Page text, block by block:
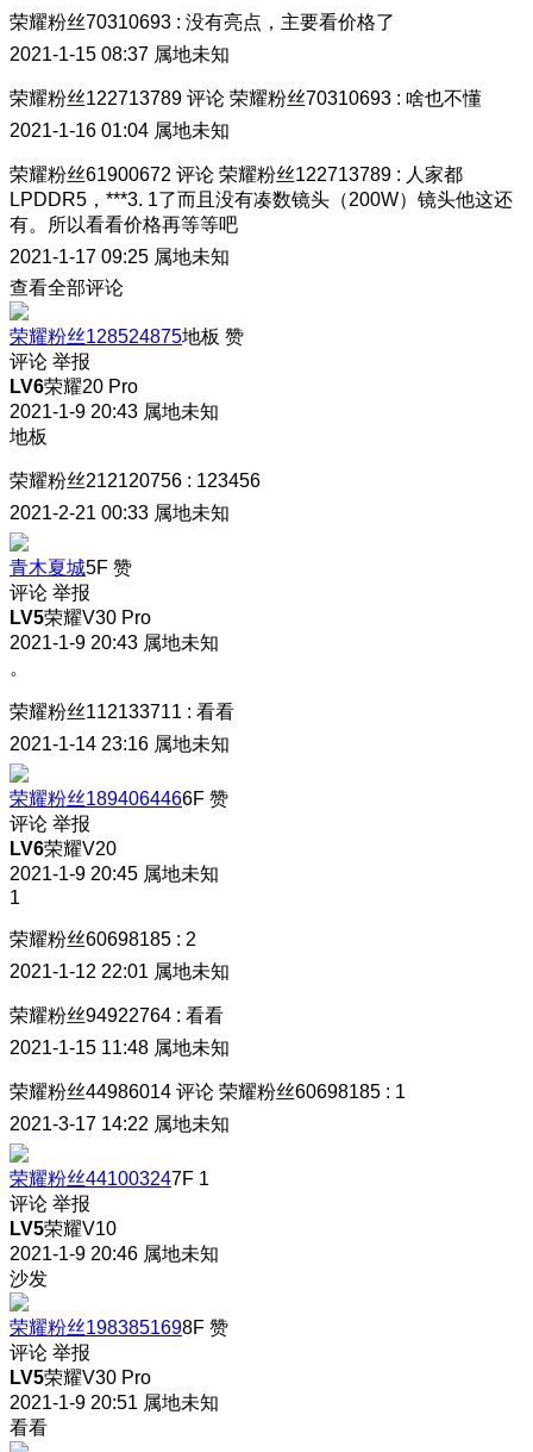
荣耀粉丝70310693 : 没有亮点，主要看价格了
2021-1-15 08:37 属地未知
荣耀粉丝122713789 评论 荣耀粉丝70310693 : 啥也不懂
2021-1-16 01:04 属地未知
荣耀粉丝61900672 评论 荣耀粉丝122713789 : 人家都
LPDDR5，***3. 1了而且没有凑数镜头（200W）镜头他这还
有。所以看看价格再等等吧
2021-1-17 09:25 属地未知
查看全部评论
荣耀粉丝128524875地板 赞
评论 举报
LV6荣耀20 Pro
2021-1-9 20:43 属地未知
地板
荣耀粉丝212120756 : 123456
2021-2-21 00:33 属地未知
青木夏城5F 赞
评论 举报
LV5荣耀V30 Pro
2021-1-9 20:43 属地未知
。
荣耀粉丝112133711 : 看看
2021-1-14 23:16 属地未知
荣耀粉丝1894064466F 赞
评论 举报
LV6荣耀V20
2021-1-9 20:45 属地未知
1
荣耀粉丝60698185 : 2
2021-1-12 22:01 属地未知
荣耀粉丝94922764 : 看看
2021-1-15 11:48 属地未知
荣耀粉丝44986014 评论 荣耀粉丝60698185 : 1
2021-3-17 14:22 属地未知
荣耀粉丝441003247F 1
评论 举报
LV5荣耀V10
2021-1-9 20:46 属地未知
沙发
荣耀粉丝1983851698F 赞
评论 举报
LV5荣耀V30 Pro
2021-1-9 20:51 属地未知
看看